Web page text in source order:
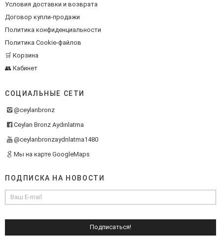
Условия доставки и возврата
Договор купли-продажи
Политика конфиденциальности
Политика Cookie-файлов
🛒 Корзина
👥 Кабинет
СОЦИАЛЬНЫЕ СЕТИ
@ceylanbronz
Ceylan Bronz Aydınlatma
@ceylanbronzaydnlatma1480
Мы на карте GoogleMaps
ПОДПИСКА НА НОВОСТИ